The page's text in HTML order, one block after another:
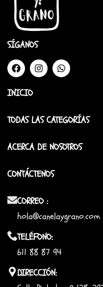
SÍGANOS
INICIO
TODAS LAS CATEGORÍAS
ACERCA DE NOSOTROS
CONTÁCTENOS
CORREO :
hola@canelaygrano.com
TELÉFONO:
611 88 87 94
DIRECCIÓN: